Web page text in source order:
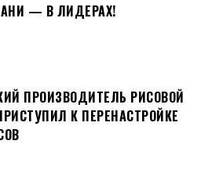
— В ЛИДЕРАХ!
ПРОИЗВОДИТЕЛЬ РИСОВОЙ
К ПЕРЕНАСТРОЙКЕ